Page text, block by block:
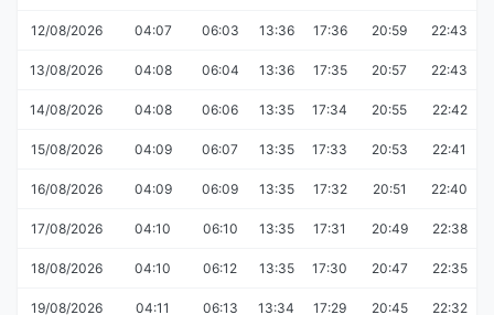
12/08/2026 04:07 06:03 13:36 17:36 20:59 22:43
13/08/2026 04:08 06:04 13:36 17:35 20:57 22:43
14/08/2026 04:08 06:06 13:35 17:34 20:55 22:42
15/08/2026 04:09 06:07 13:35 17:33 20:53 22:41
16/08/2026 04:09 06:09 13:35 17:32 20:51 22:40
17/08/2026 04:10 06:10 13:35 17:31 20:49 22:38
18/08/2026 04:10 06:12 13:35 17:30 20:47 22:35
19/08/2026 04:11 06:13 13:34 17:29 20:45 22:32